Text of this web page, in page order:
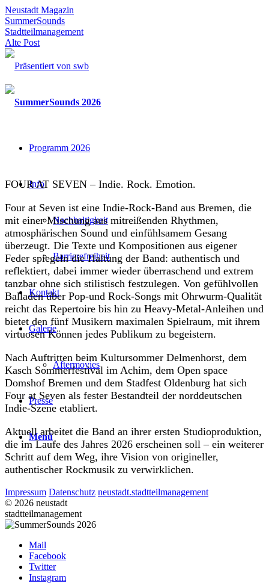
Neustadt Magazin
SummerSounds
Stadtteilmanagement
Alte Post
Programm 2026
Info
Nachhaltigkeit
Barrierefreiheit
Kontakt
Galerie
Aftermovies
Presse
Menü
FOUR AT SEVEN – Indie. Rock. Emotion.
Four at Seven ist eine Indie-Rock-Band aus Bremen, die
mit einer Mischung aus mitreißenden Rhythmen,
atmosphärischen Sound und einfühlsamem Gesang
überzeugt. Die Texte und Kompositionen aus eigener
Feder spiegeln die Haltung der Band: authentisch und
reflektiert, dabei immer wieder überraschend und extrem
tanzbar ohne sich stilistisch festzulegen. Von gefühlvollen
Balladen über Pop-und Rock-Songs mit Ohrwurm-Qualität
reicht das Repertoire bis hin zu Heavy-Metal-Anleihen und
bietet den fünf Musikern maximalen Spielraum, mit ihrem
virtuosen Können jedes Publikum zu begeistern.
Nach Auftritten beim Kultursommer Delmenhorst, dem
Kasch Sommerfestival im Achim, dem Open space
Domshof Bremen und dem Stadfest Oldenburg hat sich
Four at Seven als fester Bestandteil der norddeutschen
Indie-Szene etabliert.
Aktuell arbeitet die Band an ihrer ersten Studioproduktion,
die im Laufe des Jahres 2026 erscheinen soll – ein weiterer
Schritt auf dem Weg, ihre Vision von origineller,
authentischer Rockmusik zu verwirklichen.
Impressum Datenschutz neustadt.stadtteilmanagement
© 2026 neustadt
stadtteilmanagement
Mail
Facebook
Twitter
Instagram